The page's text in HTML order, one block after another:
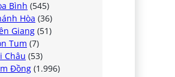
Bình (545)
Hòa (36)
Giang (51)
Tum (7)
Châu (53)
Đồng (1.996)